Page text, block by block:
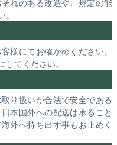
れのある改造や、規定の能
様にてお確かめください。
てください。
り扱いが合法で安全である
本国外への配送は承ること
外へ持ち出す事もお止めく